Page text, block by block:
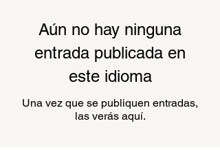
Aún no hay ninguna
entrada publicada en
este idioma
Una vez que se publiquen entradas,
las verás aquí.